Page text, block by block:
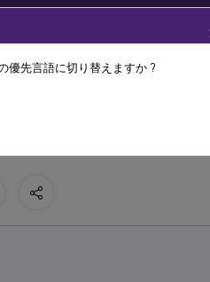
Recording 2411
プグレード、およ
優先言語に切り替えますか ?